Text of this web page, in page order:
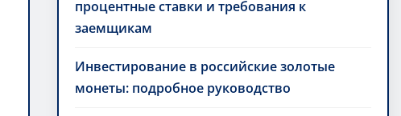
процентные ставки и требования к
заемщикам
Инвестирование в российские золотые
монеты: подробное руководство